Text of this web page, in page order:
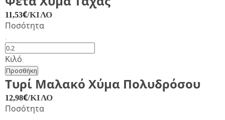
11,53€/ΚΙΛΌ
Ποσότητα
Φέτα
Χύμα
Τάχας
ποσότητα
Κιλό
Προσθήκη
Τυρί Μαλακό Χύμα Πολυδρόσου
12,98€/ΚΙΛΌ
Ποσότητα